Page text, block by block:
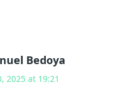
Bedoya
2025 at 19:21